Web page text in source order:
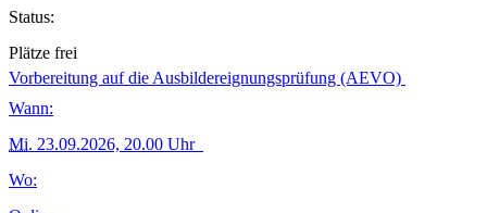
Status:
Plätze frei
Vorbereitung auf die Ausbildereignungsprüfung (AEVO)
Wann:
Mi. 23.09.2026, 20.00 Uhr
Wo: